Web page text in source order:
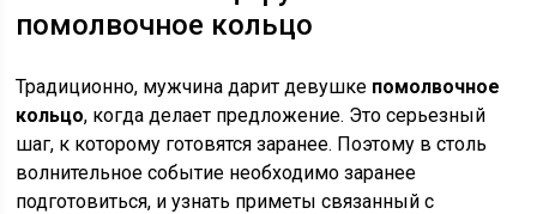
помолвочное кольцо
Традиционно, мужчина дарит девушке помолвочное
кольцо, когда делает предложение. Это серьезный
шаг, к которому готовятся заранее. Поэтому в столь
волнительное событие необходимо заранее
подготовиться, и узнать приметы связанный с